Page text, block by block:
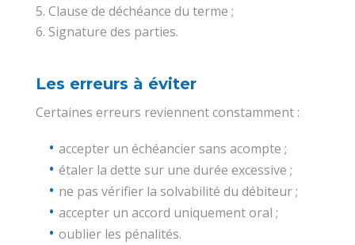
Clause de déchéance du terme ;
Signature des parties.
Les erreurs à éviter
Certaines erreurs reviennent constamment :
accepter un échéancier sans acompte ;
étaler la dette sur une durée excessive ;
ne pas vérifier la solvabilité du débiteur ;
accepter un accord uniquement oral ;
oublier les pénalités.